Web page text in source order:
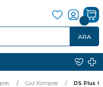
ARA
Gaz Kompres DS Plus